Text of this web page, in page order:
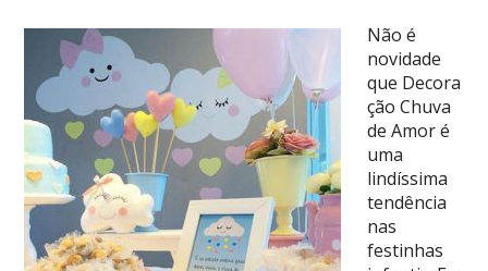
Não é
novidade
que Decora
ção Chuva
de Amor é
uma
lindíssima
tendência
nas
festinhas